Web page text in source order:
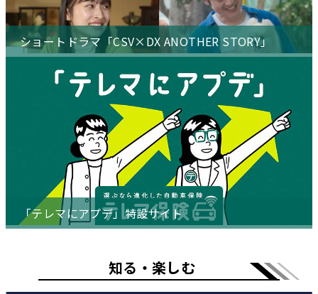
ショートドラマ「CSV×DX ANOTHER STORY」
「テレマにアプデ」特設サイト
知る・楽しむ